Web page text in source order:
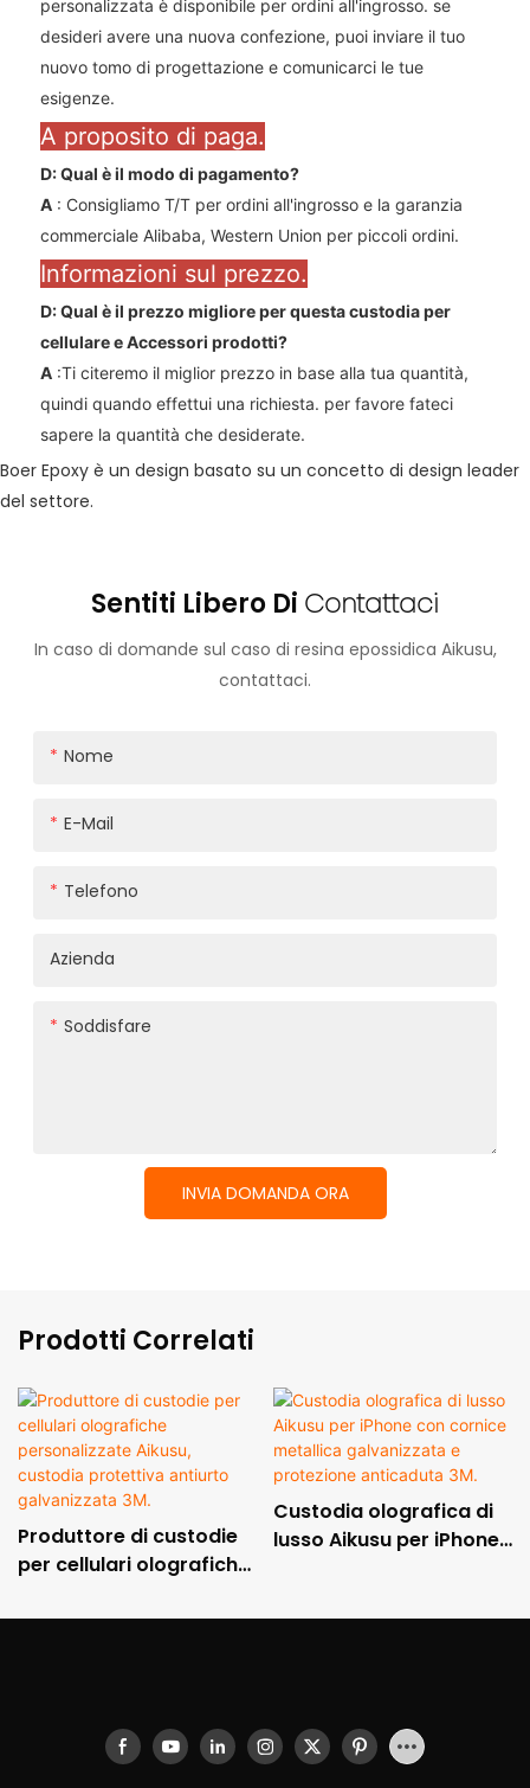
personalizzata è disponibile per ordini all'ingrosso. se
desideri avere una nuova confezione, puoi inviare il tuo
nuovo tomo di progettazione e comunicarci le tue
esigenze.
A proposito di paga.
D: Qual è il modo di pagamento?
A : Consigliamo T/T per ordini all'ingrosso e la garanzia
commerciale Alibaba, Western Union per piccoli ordini.
Informazioni sul prezzo.
D: Qual è il prezzo migliore per questa custodia per
cellulare eAccessori prodotti?
A :Ti citeremo il miglior prezzo in base alla tua quantità,
quindi quando effettui una richiesta. per favore fateci
sapere la quantità che desiderate.
Boer Epoxy è un design basato su un concetto di design leader
del settore.
Sentiti Libero Di Contattaci
In caso di domande sul caso di resina epossidica Aikusu,
contattaci.
Nome
E-Mail
Telefono
Azienda
Soddisfare
INVIA DOMANDA ORA
Prodotti Correlati
Produttore di custodie
per cellulari olografiche
custodia protettiva
Custodia olografica di
lusso Aikusu per iPhone
protezione anticaduta